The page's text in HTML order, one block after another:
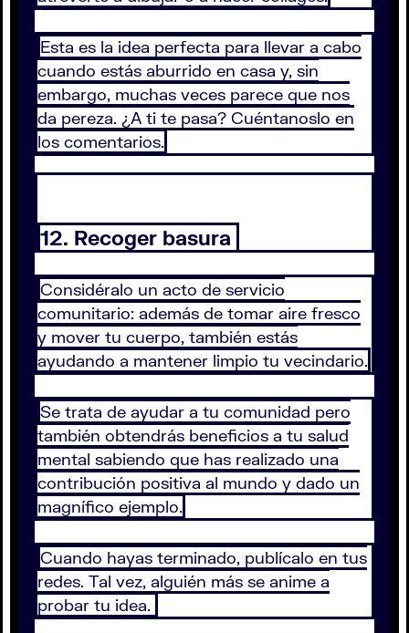
Esta es la idea perfecta para llevar a cabo
cuando estás aburrido en casa y, sin
embargo, muchas veces parece que nos
da pereza. ¿A ti te pasa? Cuéntanoslo en
los comentarios.
12. Recoger basura
Considéralo un acto de servicio
comunitario: además de tomar aire fresco
y mover tu cuerpo, también estás
ayudando a mantener limpio tu vecindario.
Se trata de ayudar a tu comunidad pero
también obtendrás beneficios a tu salud
mental sabiendo que has realizado una
contribución positiva al mundo y dado un
magnífico ejemplo.
Cuando hayas terminado, publícalo en tus
redes. Tal vez, alguién más se anime a
probar tu idea.